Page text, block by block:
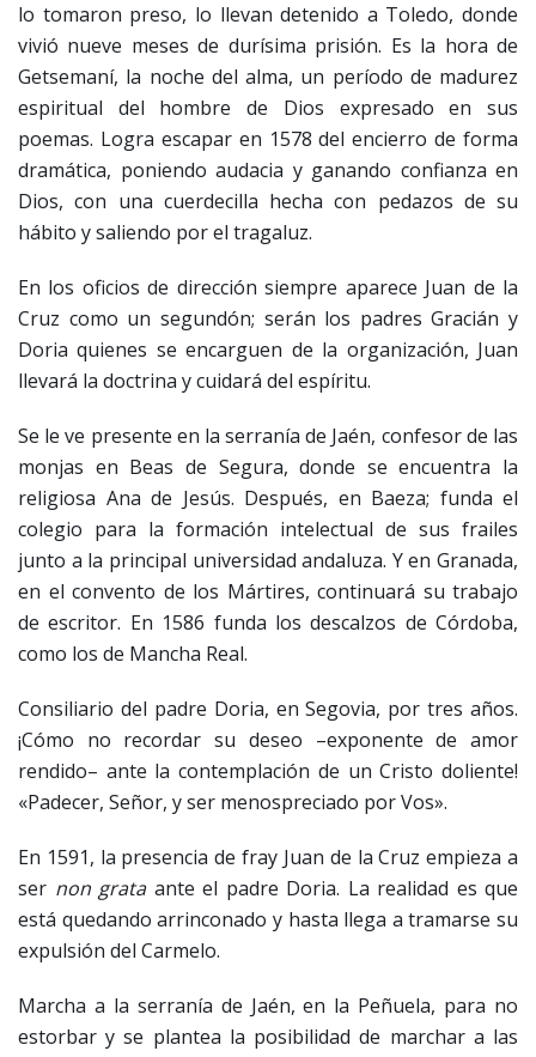
lo tomaron preso, lo llevan detenido a Toledo, donde
vivió nueve meses de durísima prisión. Es la hora de
Getsemaní, la noche del alma, un período de madurez
espiritual del hombre de Dios expresado en sus
poemas. Logra escapar en 1578 del encierro de forma
dramática, poniendo audacia y ganando confianza en
Dios, con una cuerdecilla hecha con pedazos de su
hábito y saliendo por el tragaluz.
En los oficios de dirección siempre aparece Juan de la
Cruz como un segundón; serán los padres Gracián y
Doria quienes se encarguen de la organización, Juan
llevará la doctrina y cuidará del espíritu.
Se le ve presente en la serranía de Jaén, confesor de las
monjas en Beas de Segura, donde se encuentra la
religiosa Ana de Jesús. Después, en Baeza; funda el
colegio para la formación intelectual de sus frailes
junto a la principal universidad andaluza. Y en Granada,
en el convento de los Mártires, continuará su trabajo
de escritor. En 1586 funda los descalzos de Córdoba,
como los de Mancha Real.
Consiliario del padre Doria, en Segovia, por tres años.
¡Cómo no recordar su deseo –exponente de amor
rendido– ante la contemplación de un Cristo doliente!
«Padecer, Señor, y ser menospreciado por Vos».
En 1591, la presencia de fray Juan de la Cruz empieza a
ser non grataante el padre Doria. La realidad es que
está quedando arrinconado y hasta llega a tramarse su
expulsión del Carmelo.
Marcha a la serranía de Jaén, en la Peñuela, para no
estorbar y se plantea la posibilidad de marchar a las